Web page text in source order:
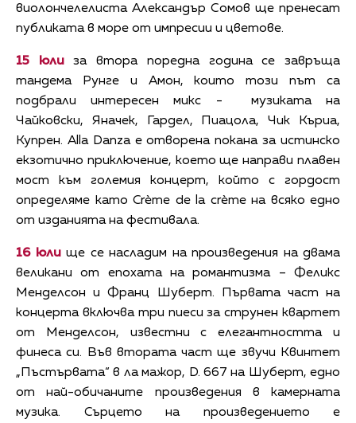
виолончелелиста Александър Сомов ще пренесат
публиката в море от импресии и цветове.
15 юлиза втора поредна година се завръща
тандема Рунге и Амон, които този път са
подбрали интересен микс - музиката на
Чайковски, Яначек, Гардел, Пиацола, Чик Къриа,
Купрен. Alla Danza e отворена покана за истинско
екзотично приключение, което ще направи плавен
мост към големия концерт, който с гордост
определяме като Crème de la crème на всяко едно
от изданията на фестивала.
16 юлище се насладим на произведения на двама
великани от епохата на романтизма – Феликс
Менделсон и Франц Шуберт. Първата част на
концерта включва три пиеси за струнен квартет
от Менделсон, известни с елегантността и
финеса си. Във втората част ще звучи Квинтет
„Пъстървата“ в ла мажор, D. 667 на Шуберт, едно
от най-обичаните произведения в камерната
музика. Сърцето на произведението е